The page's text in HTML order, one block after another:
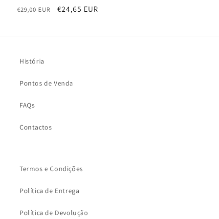
Preço
€29,00 EUR
Preço
€24,65 EUR
História
Pontos de Venda
FAQs
Contactos
Termos e Condições
Política de Entrega
Política de Devolução